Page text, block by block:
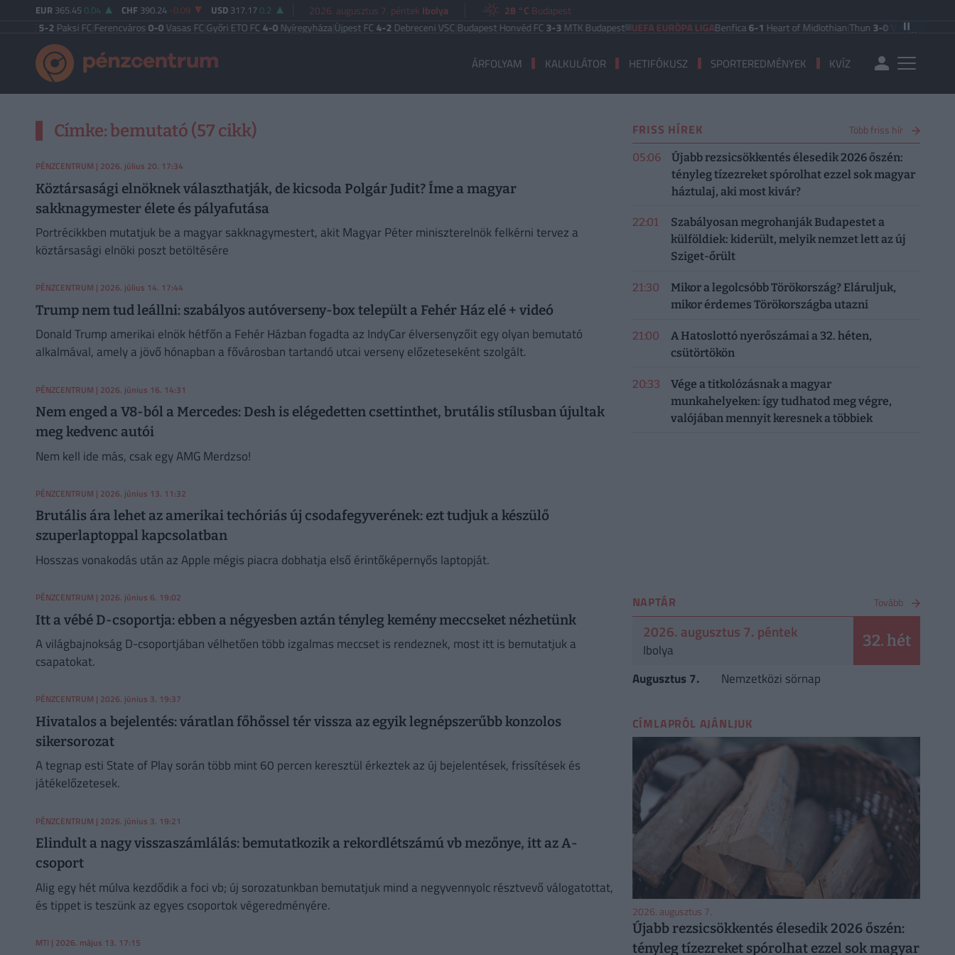
EUR 365.45 0.04 CHF 390.24 -0.09 USD 317.17 0.2 2026. augusztus 7. péntek Ibolya 28 °C Budapest
Paksi FC|Ferencváros0-0Vasas FC|Győri ETO FC4-0Nyíregyháza|Újpest FC4-2Debreceni VSC|Budapest Honvéd FC3-3MTK Budapest UEFA EURÓPA LIGABenfica6-1Heart of Midlothian|Thun3-0Vikingur Reykjavik
ÁRFOLYAM KALKULÁTOR HETIFÓKUSZ SPORTEREDMÉNYEK KVÍZ
Címke: bemutató (57 cikk)
PÉNZCENTRUM | 2026. július 20. 17:34
Köztársasági elnöknek választhatják, de kicsoda Polgár Judit? Íme a magyar
sakknagymester élete és pályafutása
Portrécikkben mutatjuk be a magyar sakknagymestert, akit Magyar Péter miniszterelnök felkérni tervez a
köztársasági elnöki poszt betöltésére
PÉNZCENTRUM | 2026. július 14. 17:44
Trump nem tud leállni: szabályos autóverseny-box települt a Fehér Ház elé + videó
Donald Trump amerikai elnök hétfőn a Fehér Házban fogadta az IndyCar élversenyzőit egy olyan bemutató
alkalmával, amely a jövő hónapban a fővárosban tartandó utcai verseny előzeteseként szolgált.
PÉNZCENTRUM | 2026. június 16. 14:31
Nem enged a V8-ból a Mercedes: Desh is elégedetten csettinthet, brutális stílusban újultak
meg kedvenc autói
Nem kell ide más, csak egy AMG Merdzso!
PÉNZCENTRUM | 2026. június 13. 11:32
Brutális ára lehet az amerikai techóriás új csodafegyverének: ezt tudjuk a készülő
szuperlaptoppal kapcsolatban
Hosszas vonakodás után az Apple mégis piacra dobhatja első érintőképernyős laptopját.
PÉNZCENTRUM | 2026. június 6. 19:02
Itt a vébé D-csoportja: ebben a négyesben aztán tényleg kemény meccseket nézhetünk
A világbajnokság D-csoportjában vélhetően több izgalmas meccset is rendeznek, most itt is bemutatjuk a
csapatokat.
PÉNZCENTRUM | 2026. június 3. 19:37
Hivatalos a bejelentés: váratlan főhőssel tér vissza az egyik legnépszerűbb konzolos
sikersorozat
A tegnap esti State of Play során több mint 60 percen keresztül érkeztek az új bejelentések, frissítések és
játékelőzetesek.
PÉNZCENTRUM | 2026. június 3. 19:21
Elindult a nagy visszaszámlálás: bemutatkozik a rekordlétszámú vb mezőnye, itt az A-
csoport
Alig egy hét múlva kezdődik a foci vb; új sorozatunkban bemutatjuk mind a negyvennyolc résztvevő válogatottat,
és tippet is teszünk az egyes csoportok végeredményére.
MTI | 2026. május 13. 17:15
FRISS HÍREK Több friss hír
05:06
Újabb rezsicsökkentés élesedik 2026 őszén:
tényleg tízezreket spórolhat ezzel sok magyar
háztulaj, aki most kivár?
22:01
Szabályosan megrohanják Budapestet a
külföldiek: kiderült, melyik nemzet lett az új
Sziget-őrült
21:30
Mikor a legolcsóbb Törökország? Eláruljuk,
mikor érdemes Törökországba utazni
21:00
A Hatoslottó nyerőszámai a 32. héten,
csütörtökön
20:33
Vége a titkolózásnak a magyar
munkahelyeken: így tudhatod meg végre,
valójában mennyit keresnek a többiek
NAPTÁR Tovább
2026. augusztus 7. péntek
Ibolya 32. hét
Augusztus 7. Nemzetközi sörnap
CÍMLAPRÓL AJÁNLJUK
2026. augusztus 7.
Újabb rezsicsökkentés élesedik 2026 őszén:
tényleg tízezreket spórolhat ezzel sok magyar